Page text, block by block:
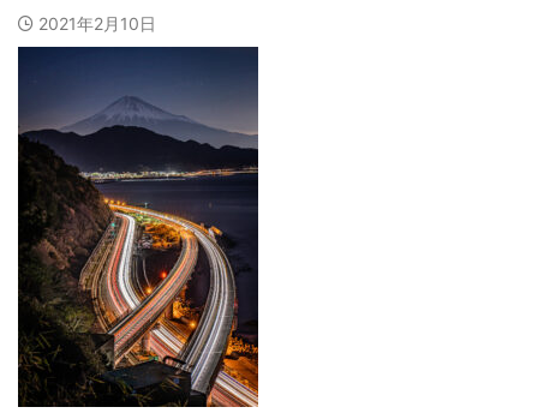
2021年2月10日